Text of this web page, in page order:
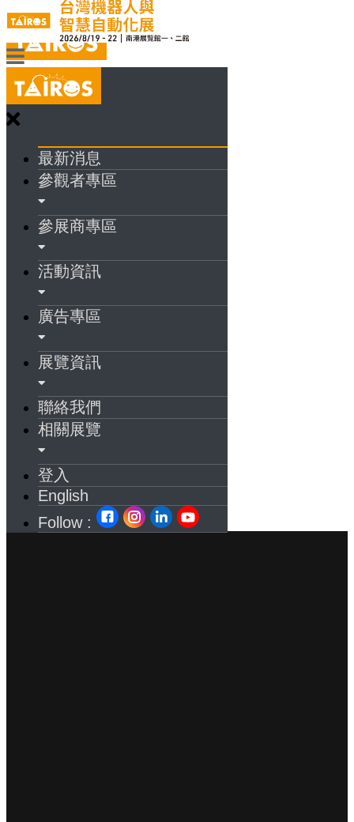
最新消息
參觀者專區
參展商專區
活動資訊
廣告專區
展覽資訊
聯絡我們
相關展覽
登入
English
Follow :